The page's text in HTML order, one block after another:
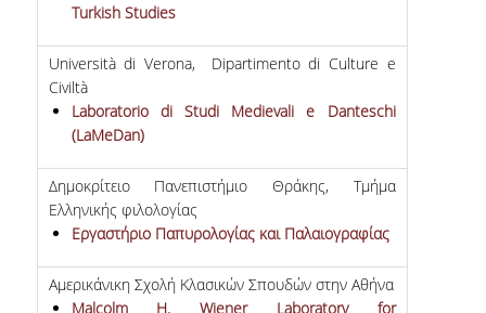
ΩΡΟΛΟΓΙΟ ΠΡΟΓΡΑΜΜΑ
ΑΚΑΔΗΜΑΪΚΟ ΗΜΕΡΟΛΟΓΙΟ
ΚΑΡΙΕΡΑ
ΠΡΟΟΠΤΙΚΕΣ ΑΠΑΣΧΟΛΗΣΗΣ
ΕΙΠΑΝ ΓΙΑ ΕΜΑΣ
Turkish Studies
Università di Verona, Dipartimento di Culture e
Civiltà
Laboratorio di Studi Medievali e Danteschi
(LaMeDan)
Δημοκρίτειο Πανεπιστήμιο Θράκης, Τμήμα
Ελληνικής φιλολογίας
Εργαστήριο Παπυρολογίας και Παλαιογραφίας
Αμερικάνικη Σχολή Κλασικών Σπουδών στην Αθήνα
Malcolm H. Wiener Laboratory for